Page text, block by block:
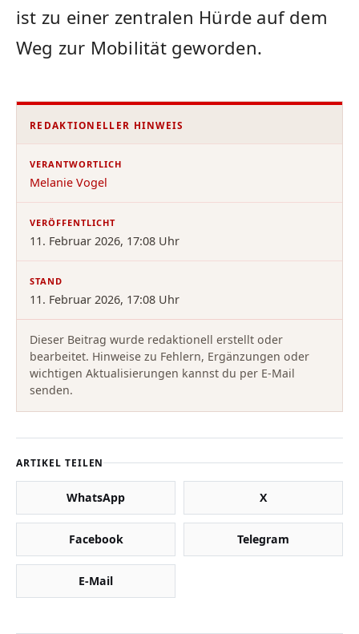
ist zu einer zentralen Hürde auf dem
Weg zur Mobilität geworden.
REDAKTIONELLER HINWEIS
VERANTWORTLICH
Melanie Vogel
VERÖFFENTLICHT
11. Februar 2026, 17:08 Uhr
STAND
11. Februar 2026, 17:08 Uhr
Dieser Beitrag wurde redaktionell erstellt oder
bearbeitet. Hinweise zu Fehlern, Ergänzungen oder
wichtigen Aktualisierungen kannst du per E-Mail
senden.
ARTIKEL TEILEN
WhatsApp X
Facebook Telegram
E-Mail